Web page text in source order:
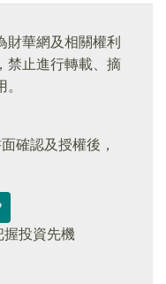
財華網及相關權利
禁止進行轉載、摘
面確認及授權後，
投資先機